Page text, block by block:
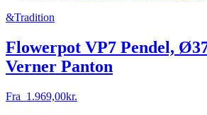
&Tradition
Flowerpot VP7 Pendel,
Verner Panton
Fra 1.969,00kr.